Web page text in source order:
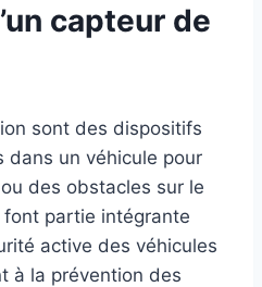
capteur de
sont des dispositifs
dans un véhicule pour
des obstacles sur le
partie intégrante
active des véhicules
à la prévention des